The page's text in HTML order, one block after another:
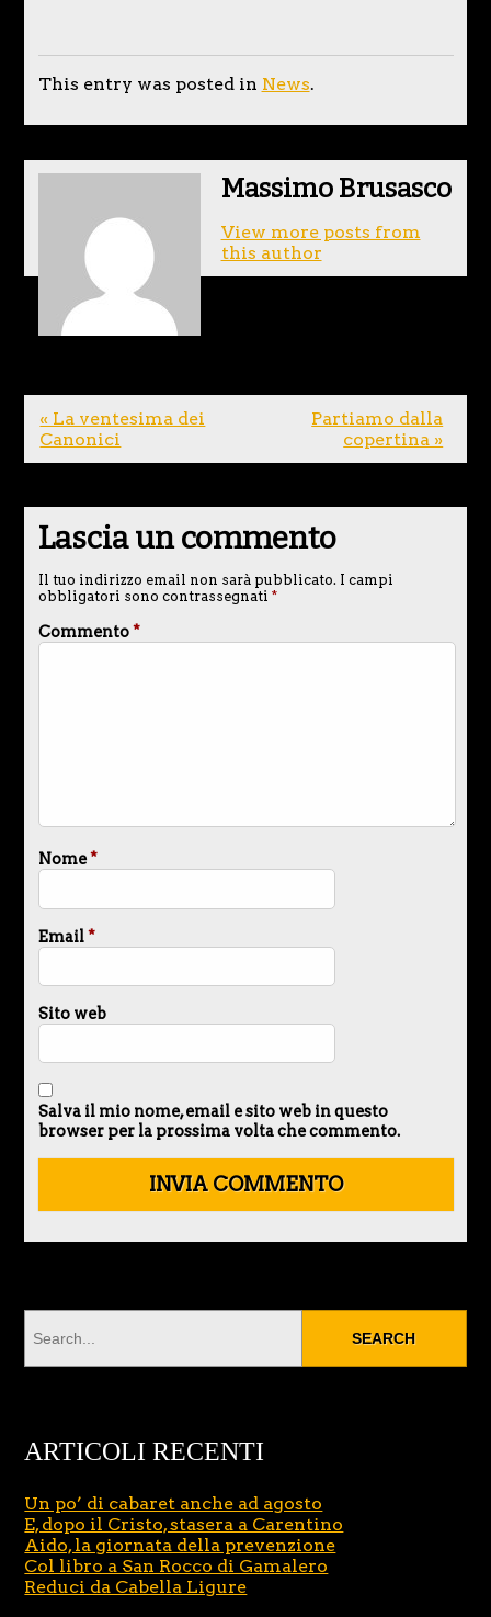
This entry was posted in News.
Massimo Brusasco
View more posts from
this author
« La ventesima dei
Canonici
Partiamo dalla
copertina »
Lascia un commento
Il tuo indirizzo email non sarà pubblicato. I campi
obbligatori sono contrassegnati *
Commento*
Nome*
Email*
Sito web
Salva il mio nome, email e sito web in questo
browser per la prossima volta che commento.
ARTICOLI RECENTI
Un po’ di cabaret anche ad agosto
E, dopo il Cristo, stasera a Carentino
Aido, la giornata della prevenzione
Col libro a San Rocco di Gamalero
Reduci da Cabella Ligure